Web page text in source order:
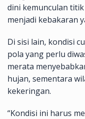
dini kemunculan
menjadi kebakaran
Di sisi lain, kondisi
pola yang perlu
merata
hujan, sementara
kekeringan.
“Kondisi ini harus